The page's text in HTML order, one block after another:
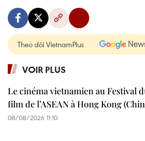
Theo dõi VietnamPlus
VOIR PLUS
Le cinéma vietnamien au Festival
film de l’ASEAN à Hong Kong
08/08/2026 11:10